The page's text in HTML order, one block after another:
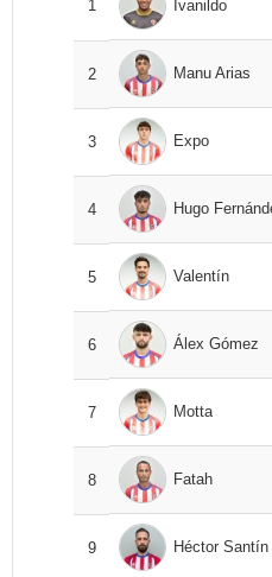
1 Ivanildo
2 Manu Arias
3 Expo
4 Hugo
5 Valentín
6 Álex Gómez
7 Motta
8 Fatah
9 Héctor Santín